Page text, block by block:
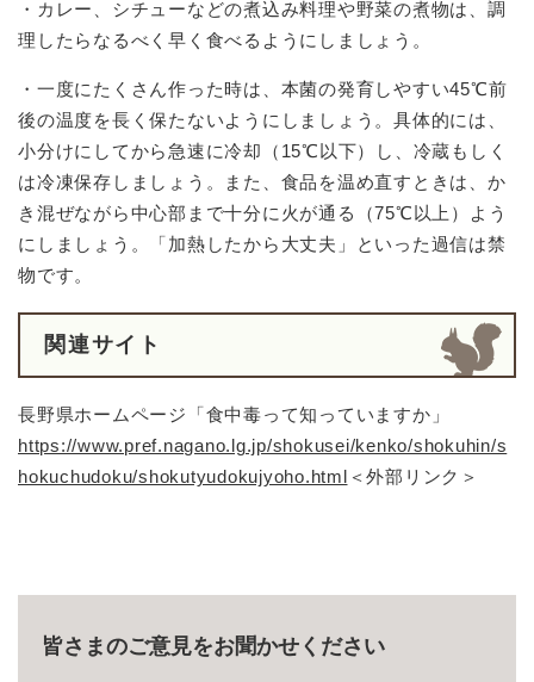
・カレー、シチューなどの煮込み料理や野菜の煮物は、調
理したらなるべく早く食べるようにしましょう。
・一度にたくさん作った時は、本菌の発育しやすい45℃前
後の温度を長く保たないようにしましょう。具体的には、
小分けにしてから急速に冷却（15℃以下）し、冷蔵もしく
は冷凍保存しましょう。また、食品を温め直すときは、か
き混ぜながら中心部まで十分に火が通る（75℃以上）よう
にしましょう。「加熱したから大丈夫」といった過信は禁
物です。
関連サイト
長野県ホームページ「食中毒って知っていますか」
https://www.pref.nagano.lg.jp/shokusei/kenko/shokuhin/s
hokuchudoku/shokutyudokujyoho.html ＜外部リンク＞
皆さまのご意見をお聞かせください